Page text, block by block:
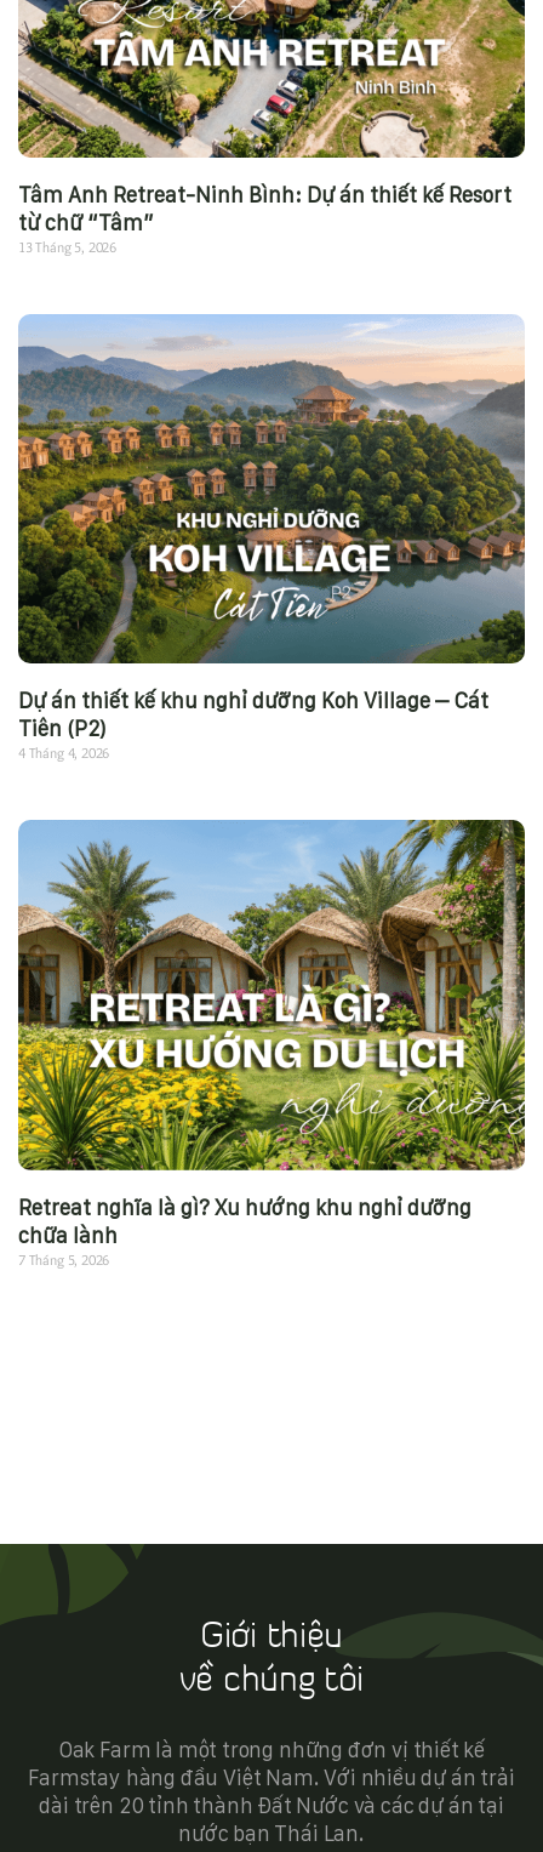
Tâm Anh Retreat-Ninh Bình: Dự án thiết kế Resort
từ chữ “Tâm”
13 Tháng 5, 2026
Dự án thiết kế khu nghỉ dưỡng Koh Village – Cát
Tiên (P2)
4 Tháng 4, 2026
Retreat nghĩa là gì? Xu hướng khu nghỉ dưỡng
chữa lành
7 Tháng 5, 2026
Giới thiệu
về chúng tôi
Oak Farm là một trong những đơn vị thiết kế
Farmstay hàng đầu Việt Nam. Với nhiều dự án trải
dài trên 20 tỉnh thành Đất Nước và các dự án tại
nước bạn Thái Lan.